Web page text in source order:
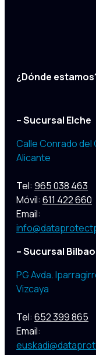
¿Dónde
– Sucursal Elche
Calle Conrado del
Alicante
Tel: 965 038 463
Móvil: 611 422 660
Email:
– Sucursal Bilbao
PG Avda.
Vizcaya
Tel: 652 399 865
Email: